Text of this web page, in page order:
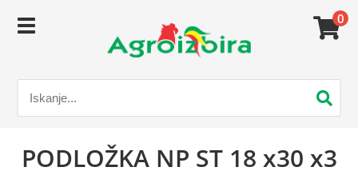
0
PODLOŽKA NP ST 18 x30 x3